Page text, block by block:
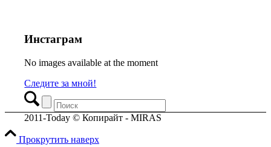
Инстаграм
No images available at the moment
Следите за мной!
2011-Today © Копирайт - MIRAS
Прокрутить наверх